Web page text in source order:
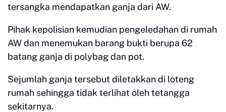
tersangka mendapatkan ganja dari AW.
Pihak kepolisian kemudian pengeledahan di rumah
AW dan menemukan barang bukti berupa 62
batang ganja di polybag dan pot.
Sejumlah ganja tersebut diletakkan di loteng
rumah sehingga tidak terlihat oleh tetangga
sekitarnya.